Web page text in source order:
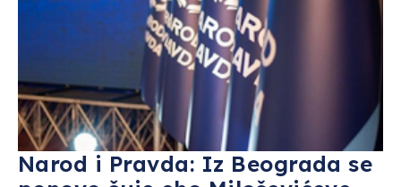
Narod i Pravda: Iz Beograda se